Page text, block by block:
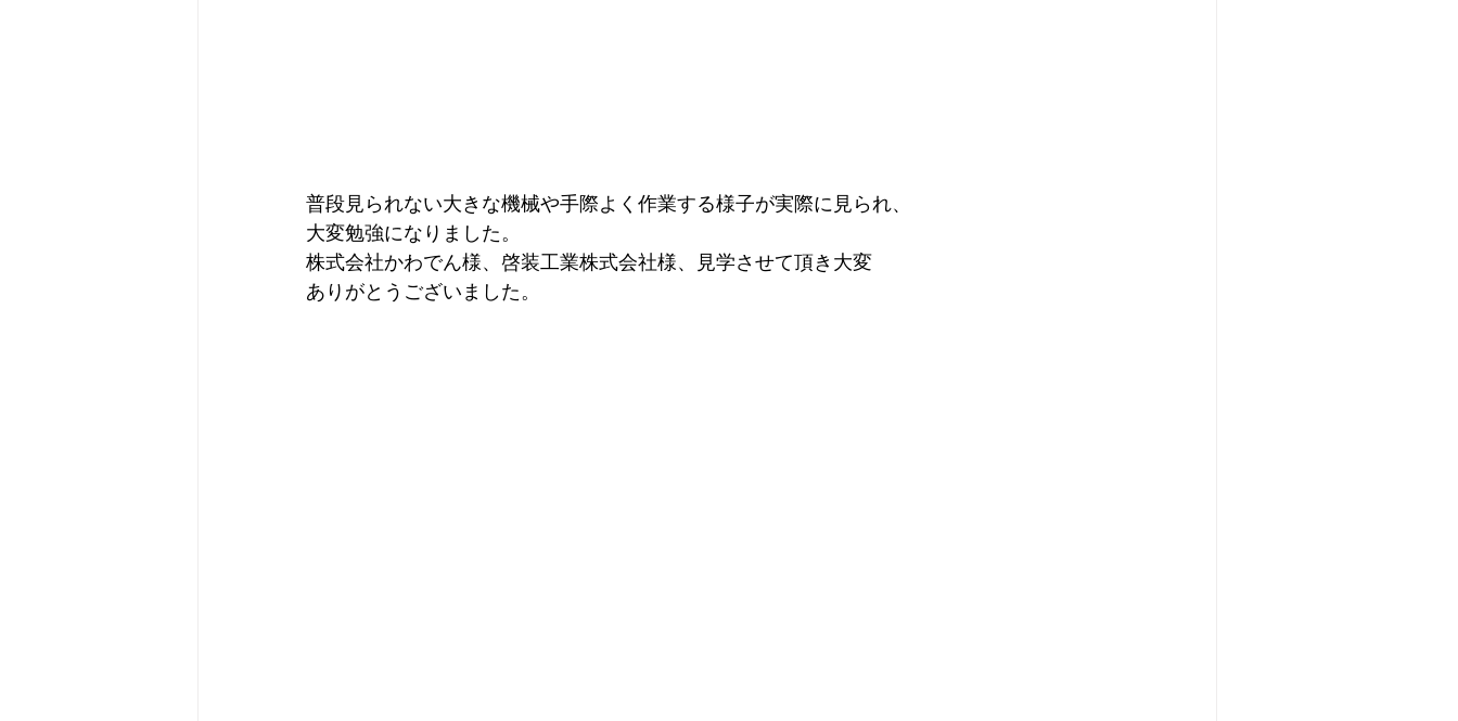
普段見られない大きな機械や手際よく作業する様子が実際に見られ、
大変勉強になりました。
株式会社かわでん様、啓装工業株式会社様、見学させて頂き大変
ありがとうございました。